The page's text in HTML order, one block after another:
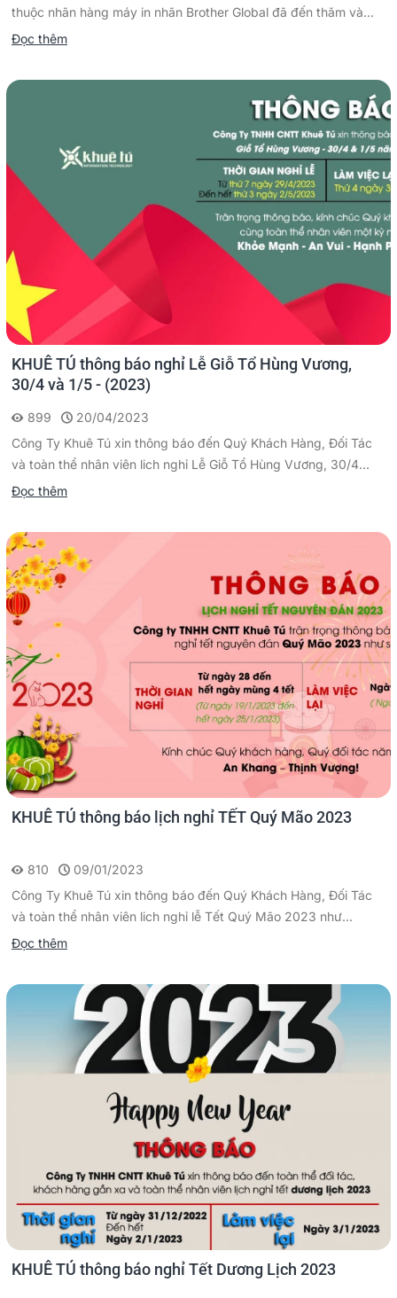
thuộc nhãn hàng máy in nhãn Brother Global đã đến thăm và...
Đọc thêm
KHUÊ TÚ thông báo nghỉ Lễ Giỗ Tổ Hùng Vương,
30/4 và 1/5 - (2023)
899
20/04/2023
Công Ty Khuê Tú xin thông báo đến Quý Khách Hàng, Đối Tác
và toàn thể nhân viên lich nghỉ Lễ Giỗ Tổ Hùng Vương, 30/4...
Đọc thêm
KHUÊ TÚ thông báo lịch nghỉ TẾT Quý Mão 2023
810
09/01/2023
Công Ty Khuê Tú xin thông báo đến Quý Khách Hàng, Đối Tác
và toàn thể nhân viên lich nghỉ lễ Tết Quý Mão 2023 như...
Đọc thêm
KHUÊ TÚ thông báo nghỉ Tết Dương Lịch 2023